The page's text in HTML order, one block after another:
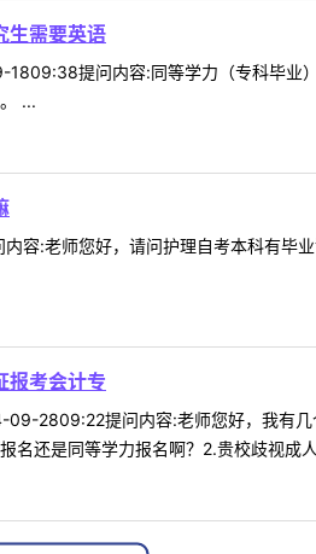
生需要英语
提问内容:同等学力（专科毕业
...
:老师您好，请问护理自考本科有毕
报考会计专
2809:22提问内容:老师您好，我有
名还是同等学力报名啊？2.贵校歧视成